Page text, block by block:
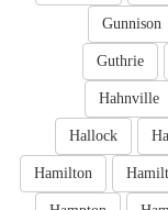
Gunnison
Guthrie
Hahnville
Hallock
Hamilton